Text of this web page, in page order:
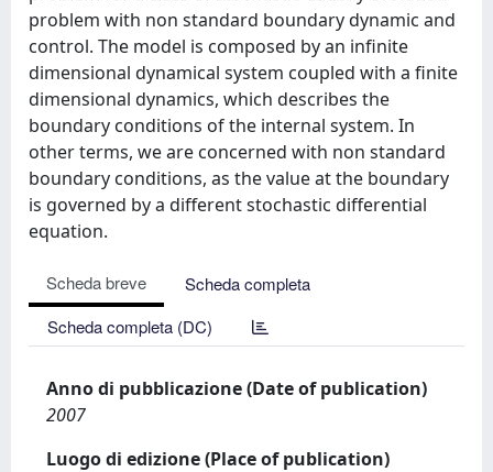
problem with non standard boundary dynamic and
control. The model is composed by an infinite
dimensional dynamical system coupled with a finite
dimensional dynamics, which describes the
boundary conditions of the internal system. In
other terms, we are concerned with non standard
boundary conditions, as the value at the boundary
is governed by a different stochastic differential
equation.
Scheda breve
Scheda completa
Scheda completa (DC)
Anno di pubblicazione (Date of publication)
2007
Luogo di edizione (Place of publication)